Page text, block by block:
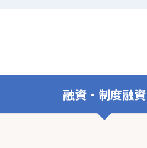
融資・制度融資